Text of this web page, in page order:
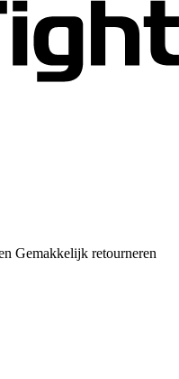
Gemakkelijk retourneren